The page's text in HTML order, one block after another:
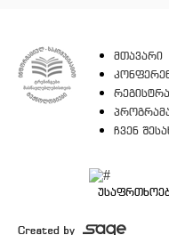
მთავარი
ჩვენ